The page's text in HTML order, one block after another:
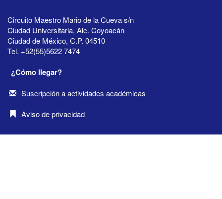
Circuito Maestro Mario de la Cueva s/n
Ciudad Universitaria, Alc. Coyoacán
Ciudad de México, C.P. 04510
Tel. +52(55)5622 7474
¿Cómo llegar?
Suscripción a actividades académicas
Aviso de privacidad